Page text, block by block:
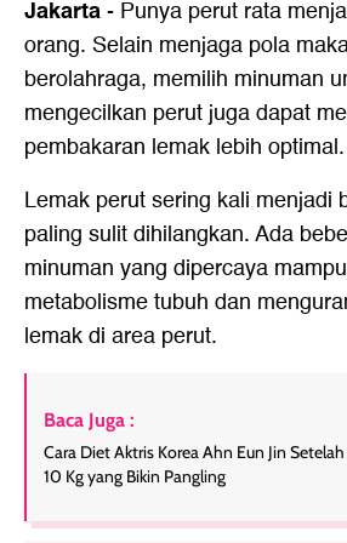
Jakarta- Punya perut rata
orang. Selain menjaga pola
berolahraga, memilih minuman
mengecilkan perut juga dapat
pembakaran lemak lebih optimal.
Lemak perut sering kali menjadi
paling sulit dihilangkan. Ada
minuman yang dipercaya
metabolisme tubuh dan
lemak di area perut.
Baca Juga :
Cara Diet Aktris Korea Ahn Eun Jin Setelah
10 Kg yang Bikin Pangling